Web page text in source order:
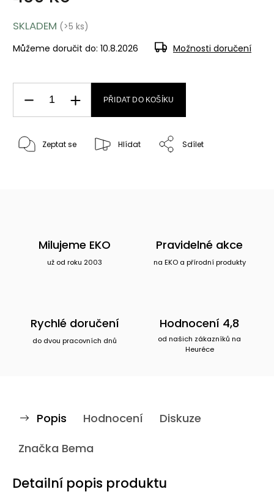
SKLADEM (>5 ks)
Můžeme doručit do: 10.8.2026 Možnosti doručení
PŘIDAT DO KOŠÍKU
Zeptat se Hlídat Sdílet
Milujeme EKO
už od roku 2003
Pravidelné akce
na EKO a přírodní produkty
Rychlé doručení
do dvou pracovních dnů
Hodnocení 4,8
od našich zákazníků na
Heuréce
Popis Hodnocení
Diskuze
Značka Bema
Detailní popis produktu